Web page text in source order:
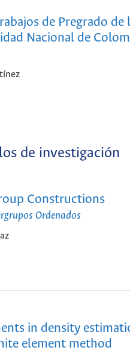
de Pregrado de
Nacional de
de investigación
Constructions
Ordenados
in density
element method